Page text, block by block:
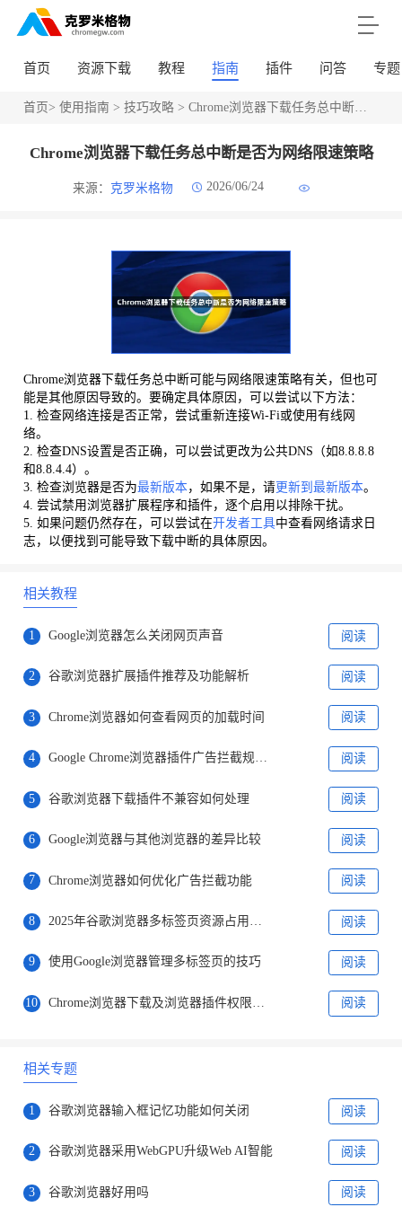
首页 资源下载 教程 指南 插件 问答 专题
首页> 使用指南 > 技巧攻略> Chrome浏览器下载任务总中断是否为网络限速策略
Chrome浏览器下载任务总中断是否为网络限速策略
来源： 克罗米格物 2026/06/24
Chrome浏览器下载任务总中断可能与网络限速策略有关，但也可
能是其他原因导致的。要确定具体原因，可以尝试以下方法：
1. 检查网络连接是否正常，尝试重新连接Wi-Fi或使用有线网
络。
2. 检查DNS设置是否正确，可以尝试更改为公共DNS（如8.8.8.8
和8.8.4.4）。
3. 检查浏览器是否为最新版本，如果不是，请更新到最新版本。
4. 尝试禁用浏览器扩展程序和插件，逐个启用以排除干扰。
5. 如果问题仍然存在，可以尝试在开发者工具中查看网络请求日
志，以便找到可能导致下载中断的具体原因。
相关教程
1 Google浏览器怎么关闭网页声音 阅读
2 谷歌浏览器扩展插件推荐及功能解析 阅读
3 Chrome浏览器如何查看网页的加载时间 阅读
4 Google Chrome浏览器插件广告拦截规则更新的技巧 阅读
5 谷歌浏览器下载插件不兼容如何处理 阅读
6 Google浏览器与其他浏览器的差异比较 阅读
7 Chrome浏览器如何优化广告拦截功能 阅读
8 2025年谷歌浏览器多标签页资源占用优化 阅读
9 使用Google浏览器管理多标签页的技巧 阅读
10 阅读
相关专题
1 谷歌浏览器输入框记忆功能如何关闭 阅读
2 谷歌浏览器采用WebGPU升级Web AI智能 阅读
3 谷歌浏览器好用吗 阅读